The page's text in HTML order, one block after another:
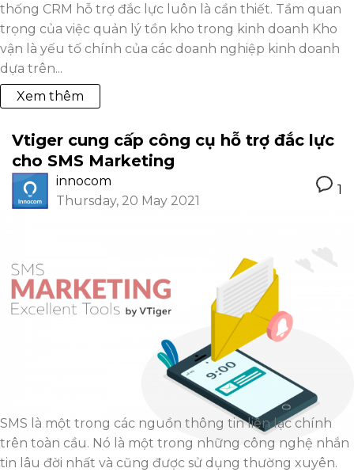
thống CRM hỗ trợ đắc lực luôn là cần thiết. Tầm quan
trọng của việc quản lý tồn kho trong kinh doanh Kho
vận là yếu tố chính của các doanh nghiệp kinh doanh
dựa trên...
Xem thêm
Vtiger cung cấp công cụ hỗ trợ đắc lực
cho SMS Marketing
innocom
Thursday, 20 May 2021
1
SMS là một trong các nguồn thông tin liên lạc chính
trên toàn cầu. Nó là một trong những công nghệ nhắn
tin lâu đời nhất và cũng được sử dụng thường xuyên.